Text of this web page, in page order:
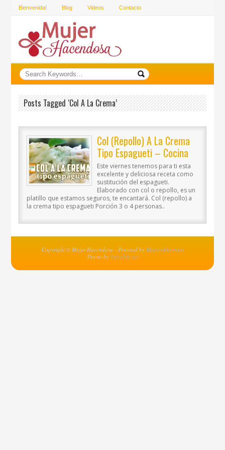
Bienvenida! Blog Videos Contacto
Posts Tagged ‘col A La Crema’
Col (repollo) A La Crema
Tipo Espagueti – Cocina
Vegan Fácil
Este viernes tenemos para ti esta
excelente y deliciosa receta como
sustitución del espagueti.
Elaborado con col o repollo, es un
platillo que estamos seguros, te encantará. Col (repollo) a
la crema tipo espagueti Porción 3 o 4 personas..
Copyright © Mujer Hacendosa - Powered by MejoresInventos
Theme by Infochip.net